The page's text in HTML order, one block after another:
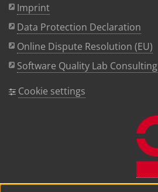
Imprint
Data Protection Declaration
Online Dispute Resolution (EU)
Software Quality Lab Consulting
Cookie settings